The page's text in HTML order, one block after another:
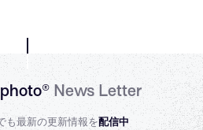
News Letter
も最新の更新情報を配信中